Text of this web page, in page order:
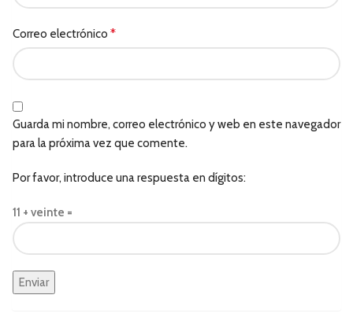
Correo electrónico *
Guarda mi nombre, correo electrónico y web en este navegador
para la próxima vez que comente.
Por favor, introduce una respuesta en dígitos:
11 + veinte =